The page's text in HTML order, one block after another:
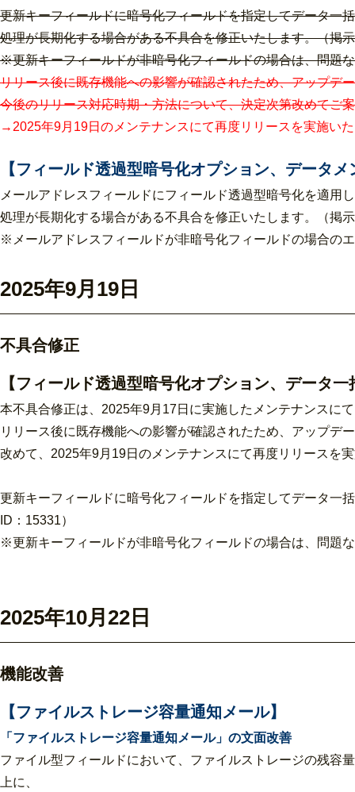
更新キーフィールドに暗号化フィールドを指定してデータ一
処理が長期化する場合がある不具合を修正いたします。（掲
※更新キーフィールドが非暗号化フィールドの場合は、問題
リリース後に既存機能への影響が確認されたため、アップデ
今後のリリース対応時期・方法について、決定次第改めてご
→2025年9月19日のメンテナンスにて再度リリースを実施い
【フィールド透過型暗号化オプション、データ
メールアドレスフィールドにフィールド透過型暗号化を適用
処理が長期化する場合がある不具合を修正いたします。（掲
※メールアドレスフィールドが非暗号化フィールドの場合の
2025年9月19日
不具合修正
【フィールド透過型暗号化オプション、データ
本不具合修正は、2025年9月17日に実施したメンテナンスに
リリース後に既存機能への影響が確認されたため、アップデ
改めて、2025年9月19日のメンテナンスにて再度リリースを
更新キーフィールドに暗号化フィールドを指定してデータ一
ID：15331）
※更新キーフィールドが非暗号化フィールドの場合は、問題
2025年10月22日
機能改善
【ファイルストレージ容量通知メール】
「ファイルストレージ容量通知メール」の文面改善
ファイル型フィールドにおいて、ファイルストレージの残容
上に、